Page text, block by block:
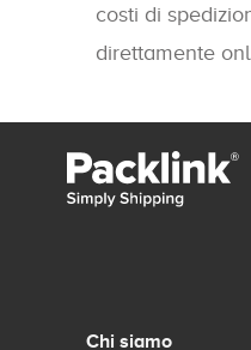
costi di
direttamente
Chi siamo